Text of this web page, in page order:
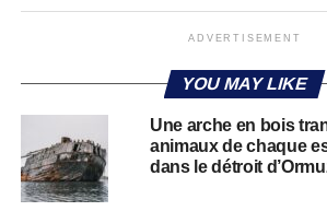
ADVERTISEMENT
YOU MAY LIKE
Une arche en bois
animaux de chaque
dans le détroit